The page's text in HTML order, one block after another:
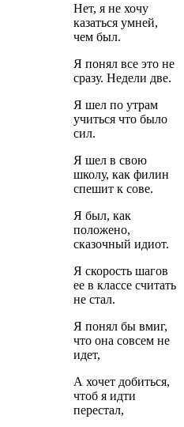
Нет, я не хочу
казаться умней,
чем был.
Я понял все это не
сразу. Недели две.
Я шел по утрам
учиться что было
сил.
Я шел в свою
школу, как филин
спешит к сове.
Я был, как
положено,
сказочный идиот.
Я скорость шагов
ее в классе считать
не стал.
Я понял бы вмиг,
что она совсем не
идет,
А хочет добиться,
чтоб я идти
перестал,